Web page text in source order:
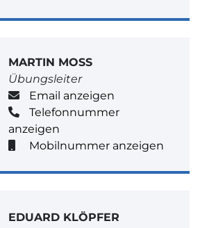
MARTIN MOSS
Übungsleiter
Email anzeigen
Telefonnummer
anzeigen
Mobilnummer anzeigen
EDUARD KLÖPFER